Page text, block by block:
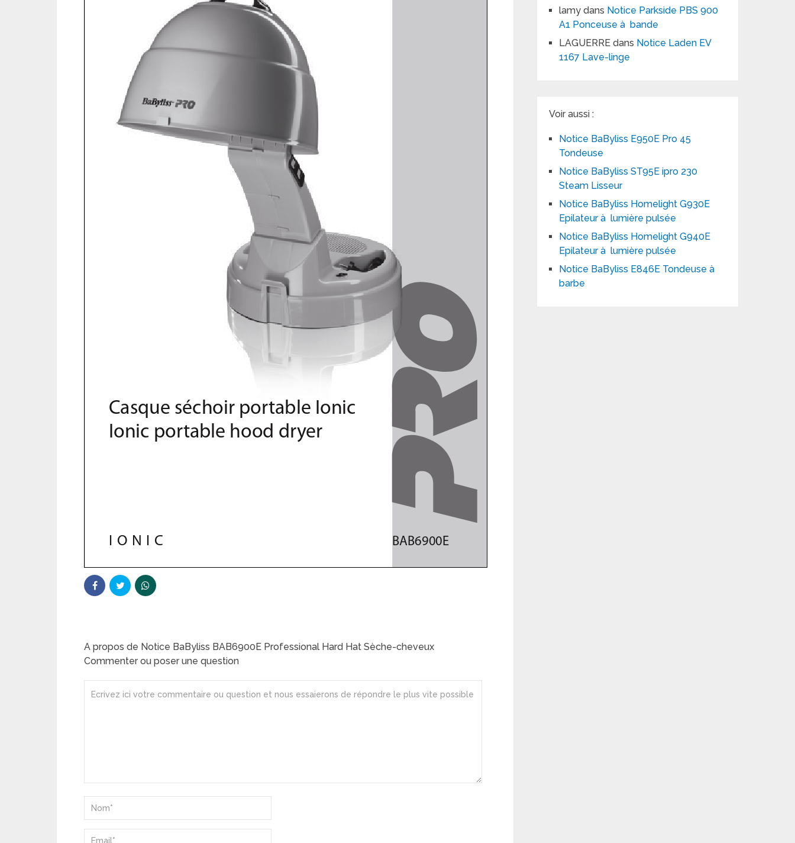
A propos de Notice BaByliss BAB6900E Professional Hard Hat Sèche-cheveux
Commenter ou poser une question
lamy dans Notice Parkside PBS 900
A1 Ponceuse à bande
LAGUERRE dans Notice Laden EV
1167 Lave-linge
Voir aussi :
Notice BaByliss E950E Pro 45
Tondeuse
Notice BaByliss ST95E ipro 230
Steam Lisseur
Notice BaByliss Homelight G930E
Epilateur à lumière pulsée
Notice BaByliss Homelight G940E
Epilateur à lumière pulsée
Notice BaByliss E846E Tondeuse à
barbe